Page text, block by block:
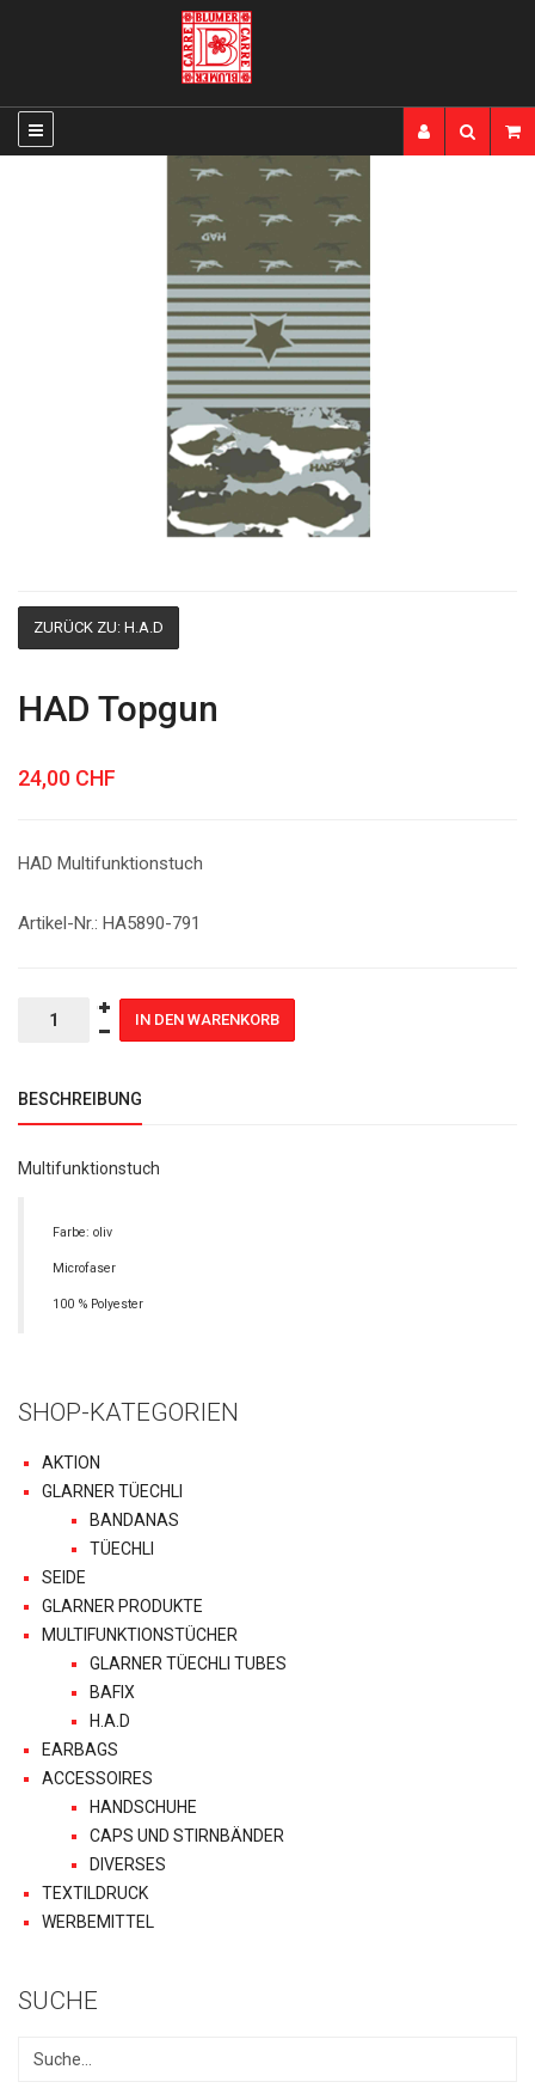
ZURÜCK ZU: H.A.D
HAD Topgun
24,00 CHF
HAD Multifunktionstuch
Artikel-Nr.: HA5890-791
BESCHREIBUNG
Multifunktionstuch
Farbe: oliv
Microfaser
100 % Polyester
SHOP-KATEGORIEN
AKTION
GLARNER TÜECHLI
BANDANAS
TÜECHLI
SEIDE
GLARNER PRODUKTE
MULTIFUNKTIONSTÜCHER
GLARNER TÜECHLI TUBES
BAFIX
H.A.D
EARBAGS
ACCESSOIRES
HANDSCHUHE
CAPS UND STIRNBÄNDER
DIVERSES
TEXTILDRUCK
WERBEMITTEL
SUCHE